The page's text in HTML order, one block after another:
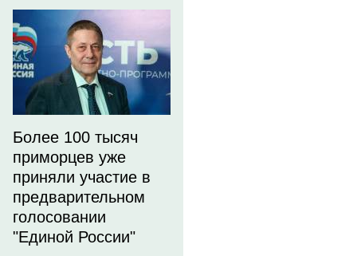
Более 100 тысяч
приморцев уже
приняли участие в
предварительном
голосовании
"Единой России"